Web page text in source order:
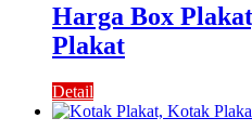
Harga Box
Plakat
Detail